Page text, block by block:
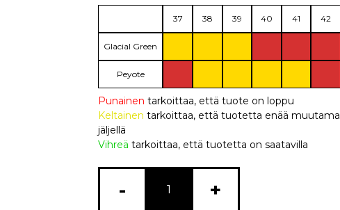
37 38 39 40 41 42
Glacial Green
Peyote
Punainen tarkoittaa, että tuote on loppu
Keltainen tarkoittaa, että tuotetta enää muutama
jäljellä
Vihreä tarkoittaa, että tuotetta on saatavilla
- +